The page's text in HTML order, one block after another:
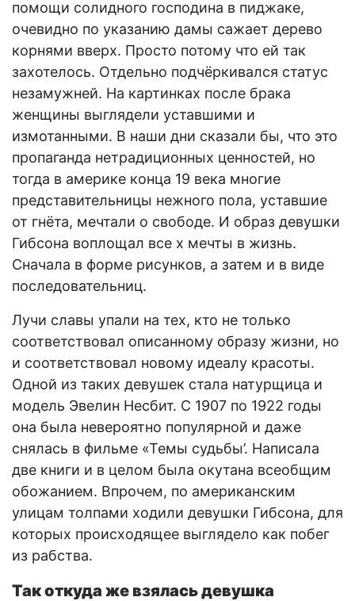
помощи солидного господина в пиджаке,
очевидно по указанию дамы сажает дерево
корнями вверх. Просто потому что ей так
захотелось. Отдельно подчёркивался статус
незамужней. На картинках после брака
женщины выглядели уставшими и
измотанными. В наши дни сказали бы, что это
пропаганда нетрадиционных ценностей, но
тогда в америке конца 19 века многие
представительницы нежного пола, уставшие
от гнёта, мечтали о свободе. И образ девушки
Гибсона воплощал все х мечты в жизнь.
Сначала в форме рисунков, а затем и в виде
последовательниц.
Лучи славы упали на тех, кто не только
соответствовал описанному образу жизни, но
и соответствовал новому идеалу красоты.
Одной из таких девушек стала натурщица и
модель Эвелин Несбит. С 1907 по 1922 годы
она была невероятно популярной и даже
снялась в фильме «Темы судьбы’. Написала
две книги и в целом была окутана всеобщим
обожанием. Впрочем, по американским
улицам толпами ходили девушки Гибсона, для
которых происходящее выглядело как побег
из рабства.
Так откуда же взялась девушка